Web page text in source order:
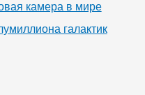
камера в мире
галактик